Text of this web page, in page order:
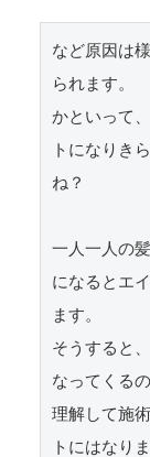
など原因は
られます。
かといって
トになりき
ね？
一人一人の
になるとエ
ます。
そうすると
なってくるの
理解して施
トにはなり